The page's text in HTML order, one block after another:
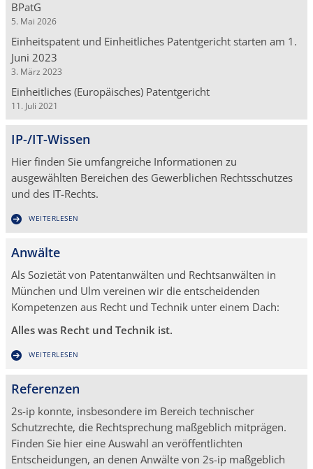
BPatG
5. Mai 2026
Einheitspatent und Einheitliches Patentgericht starten am 1.
Juni 2023
3. März 2023
Einheitliches (Europäisches) Patentgericht
11. Juli 2021
IP-/IT-Wissen
Hier finden Sie umfangreiche Informationen zu
ausgewählten Bereichen des Gewerblichen Rechtsschutzes
und des IT-Rechts.
WEITERLESEN
Anwälte
Als Sozietät von Patentanwälten und Rechtsanwälten in
München und Ulm vereinen wir die entscheidenden
Kompetenzen aus Recht und Technik unter einem Dach:
Alles was Recht und Technik ist.
WEITERLESEN
Referenzen
2s-ip konnte, insbesondere im Bereich technischer
Schutzrechte, die Rechtsprechung maßgeblich mitprägen.
Finden Sie hier eine Auswahl an veröffentlichten
Entscheidungen, an denen Anwälte von 2s-ip maßgeblich